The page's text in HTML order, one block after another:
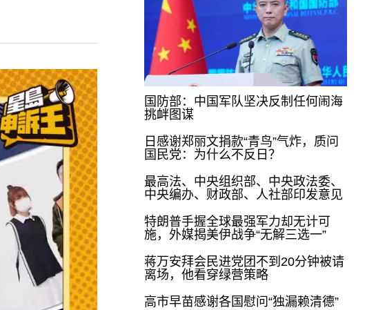
国防部：中国军队坚决反制任何闹海
挑衅图谋
日感谢郑丽文捐款“青鸟”气炸，质问
国民党：为什么不反日？
最高法、中央组织部、中央政法委、
中央编办、财政部、人社部印发意见
特朗普手握全球最强军力却无计可
施，外媒揭美伊战争“无解三选一”
蒋万安拜会民进党团不到20分钟被请
离场，他看穿绿营策略
高市早苗感谢各国慰问“独漏赖清德”